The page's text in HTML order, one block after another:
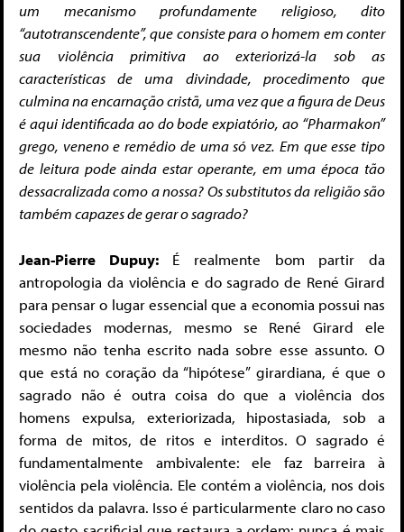
um mecanismo profundamente religioso, dito
“autotranscendente”, que consiste para o homem em conter
sua violência primitiva ao exteriorizá-la sob as
características de uma divindade, procedimento que
culmina na encarnação cristã, uma vez que a figura de Deus
é aqui identificada ao do bode expiatório, ao “Pharmakon”
grego, veneno e remédio de uma só vez. Em que esse tipo
de leitura pode ainda estar operante, em uma época tão
dessacralizada como a nossa? Os substitutos da religião são
também capazes de gerar o sagrado?
Jean-Pierre Dupuy:É realmente bom partir da
antropologia da violência e do sagrado de René Girard
para pensar o lugar essencial que a economia possui nas
sociedades modernas, mesmo se René Girard ele
mesmo não tenha escrito nada sobre esse assunto. O
que está no coração da “hipótese” girardiana, é que o
sagrado não é outra coisa do que a violência dos
homens expulsa, exteriorizada, hipostasiada, sob a
forma de mitos, de ritos e interditos. O sagrado é
fundamentalmente ambivalente: ele faz barreira à
violência pela violência. Ele contém a violência, nos dois
sentidos da palavra. Isso é particularmente claro no caso